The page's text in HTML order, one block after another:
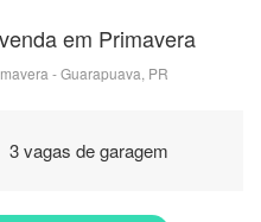
em Primavera
- Guarapuava, PR
3 vagas de garagem